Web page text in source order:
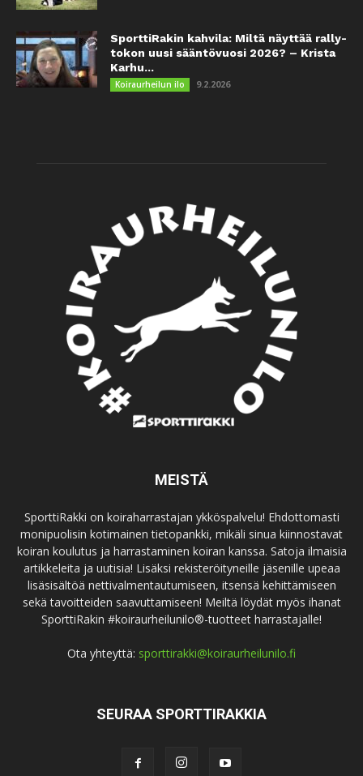
SporttiRakin kahvila: Miltä näyttää rally-
tokon uusi sääntövuosi 2026? – Krista
Karhu...
Koiraurheilun ilo 9.2.2026
MEISTÄ
SporttiRakki on koiraharrastajan ykköspalvelu! Ehdottomasti
monipuolisin kotimainen tietopankki, mikäli sinua kiinnostavat
koiran koulutus ja harrastaminen koiran kanssa. Satoja ilmaisia
artikkeleita ja uutisia! Lisäksi rekisteröityneille jäsenille upeaa
lisäsisältöä nettivalmentautumiseen, itsensä kehittämiseen
sekä tavoitteiden saavuttamiseen! Meiltä löydät myös ihanat
SporttiRakin #koiraurheilunilo®-tuotteet harrastajalle!
Ota yhteyttä: sporttirakki@koiraurheilunilo.fi
SEURAA SPORTTIRAKKIA